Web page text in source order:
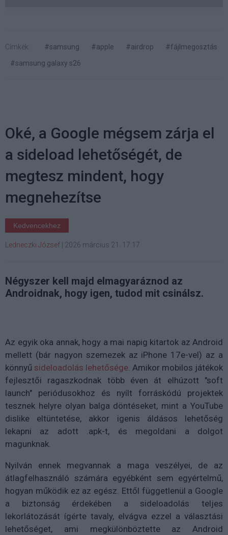
Címkék: #samsung #apple #airdrop
#fájlmegosztás
#samsung galaxy s26
Oké, a Google mégsem zárja el
a sideload lehetőségét, de
megtesz mindent, hogy
megnehezítse
Kedvencekhez
Ledneczki József 2026 március 21. 17:17
Négyszer kell majd elmagyaráznod az
Androidnak, hogy igen, tudod mit csinálsz.
Az egyik oka annak, hogy a mai napig kitartok az Android
mellett (bár nagyon szemezek az iPhone 17e-vel) az a
könnyű sideloadolás lehetősége. Amikor mobilos játékok
fejlesztői ragaszkodnak több éven át elhúzott "soft
launch" periódusokhoz és nyílt forráskódú projektek
tesznek helyre olyan balga döntéseket, mint a YouTube
dislike eltüntetése, akkor igenis áldásos lehetőség
lekapni az adott .apk-t, és megoldani a dolgot
magunknak.
Nyilván ennek megvannak a maga veszélyei, de az
átlagfelhasználó számára egyébként sem egyértelmű,
hogyan működik ez az egész. Ettől függetlenül a Google
a biztonság érdekében a sideloadolás teljes
lekorlátozását ígérte tavaly, elvágva ezzel a választási
lehetőséget, ami megkülönböztette az Android